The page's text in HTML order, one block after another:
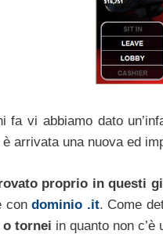
fa vi abbiamo dato
è arrivata una nuova ed
proprio in questi
condominio .it. Come
tornei in quanto non